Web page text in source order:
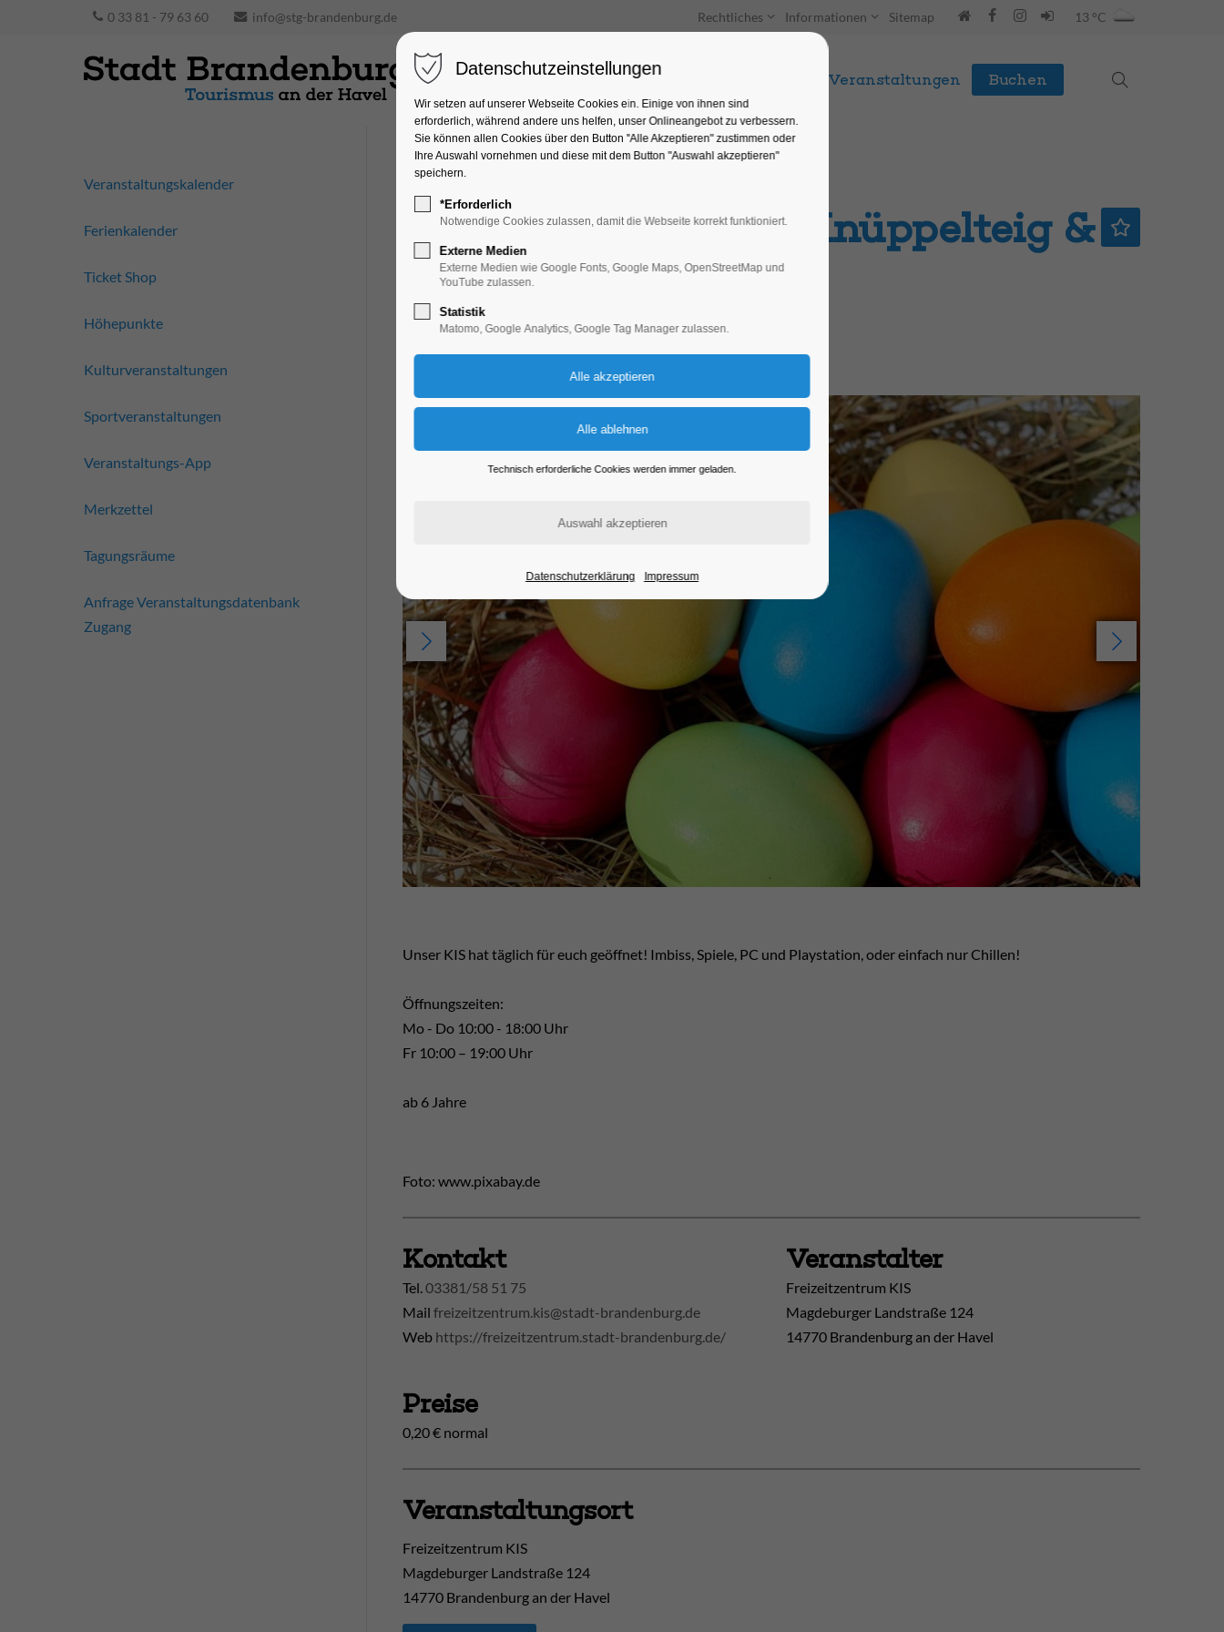
0 33 81 - 79 63 60 info@stg-brandenburg.de Rechtliches Informationen Sitemap 13 °C
Unterkünfte Entdecken & Erleben Veranstaltungen Buchen
KIS Osterfeuer mit Knüppelteig &
Ostereier färben!
Ferienkalender
17.04.2025, 11:00–17:00
Unser KIS hat täglich für euch geöffnet! Imbiss, Spiele, PC und Playstation, oder einfach nur Chillen!
Öffnungszeiten:
Mo - Do 10:00 - 18:00 Uhr
Fr 10:00 – 19:00 Uhr
ab 6 Jahre
Foto: www.pixabay.de
Kontakt
Tel.03381/58 51 75
Mail freizeitzentrum.kis@stadt-brandenburg.de
Web https://freizeitzentrum.stadt-brandenburg.de/
Veranstalter
Freizeitzentrum KIS
Magdeburger Landstraße 124
14770 Brandenburg an der Havel
Preise
0,20 € normal
Veranstaltungsort
Freizeitzentrum KIS
Magdeburger Landstraße 124
14770 Brandenburg an der Havel
Veranstaltungskalender
Ferienkalender
Ticket Shop
Höhepunkte
Kulturveranstaltungen
Sportveranstaltungen
Veranstaltungs-App
Merkzettel
Tagungsräume
Anfrage Veranstaltungsdatenbank
Zugang
Datenschutzeinstellungen
Wir setzen auf unserer Webseite Cookies ein. Einige von ihnen sind
erforderlich, während andere uns helfen, unser Onlineangebot zu verbessern.
Sie können allen Cookies über den Button "Alle Akzeptieren" zustimmen oder
Ihre Auswahl vornehmen und diese mit dem Button "Auswahl akzeptieren"
speichern.
*Erforderlich
Notwendige Cookies zulassen, damit die Webseite korrekt funktioniert.
Externe Medien
Externe Medien wie Google Fonts, Google Maps, OpenStreetMap und
YouTube zulassen.
Statistik
Matomo, Google Analytics, Google Tag Manager zulassen.
Technisch erforderliche Cookies werden immer geladen.
Datenschutzerklärung Impressum